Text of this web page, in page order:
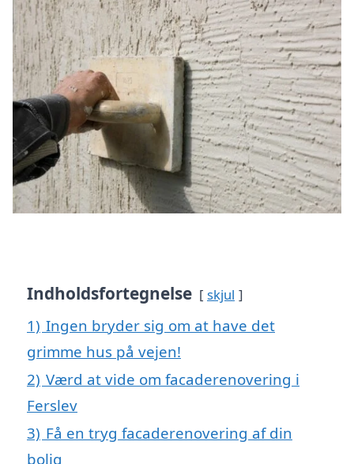
Indholdsfortegnelse skjul
1) Ingen bryder sig om at have det
grimme hus på vejen!
2) Værd at vide om facaderenovering i
Ferslev
3) Få en tryg facaderenovering af din
bolig